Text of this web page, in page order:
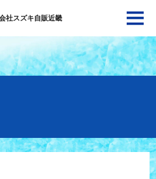
社スズキ自販近畿